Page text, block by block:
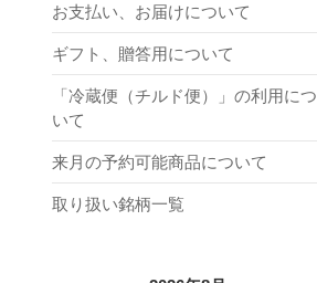
お支払い、お届けについて
ギフト、贈答用について
「冷蔵便（チルド便）」の利用につ
いて
来月の予約可能商品について
取り扱い銘柄一覧